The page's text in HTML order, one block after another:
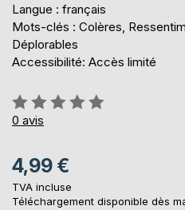
Langue : français
Mots-clés : Colères,
Déplorables
Accessibilité: Accès limité
Évaluation:
0%
0 avis
4,99 €
TVA incluse
Téléchargement disponible dès